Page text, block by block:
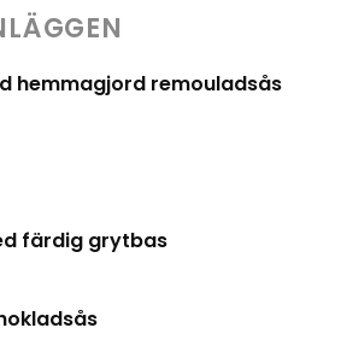
hemmagjord remouladsås
färdig grytbas